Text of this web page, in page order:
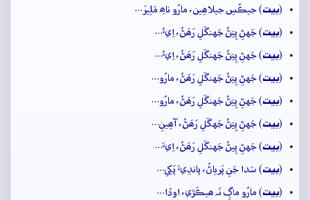
(بيت) جيڪُسِ جيلاھِين، مارُو ناھِ مَلِيرَ…
(بيت) جَهڻِ پِيَڻُ جَهنگَلِ رَھَڻُ، اِيءُ…
(بيت) جَهڻِ پِيَڻُ جَهنگَلِ رَھَڻُ، اِيءُ…
(بيت) جَهڻِ پِيَڻُ جَهنگَلِ رَھَڻُ، مارُو…
(بيت) جَهڻِ پِيَڻُ جَهنگَلِ رَھَڻُ، مارُو…
(بيت) جَهڻِ پِيَڻُ جَهگَلِ رَھَڻُ، آھِينِ…
(بيت) جَهڻِ پِيڻُ جَهنگَلِ رَھَڻُ، اِيءَ…
(بيت) سَدا جَنِ پَرياڻُ، پاندِيءَ پَکِي…
(بيت) مارُو ماڳِ نَہ ھيڪَڙي، اوڏا…